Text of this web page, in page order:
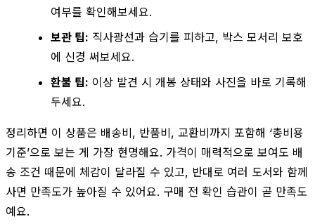
여부를 확인해보세요.
보관 팁: 직사광선과 습기를 피하고, 박스 모서리 보호
에 신경 써보세요.
환불 팁: 이상 발견 시 개봉 상태와 사진을 바로 기록해
두세요.
정리하면 이 상품은 배송비, 반품비, 교환비까지 포함해 ‘총비용
기준’으로 보는 게 가장 현명해요. 가격이 매력적으로 보여도 배
송 조건 때문에 체감이 달라질 수 있고, 반대로 여러 도서와 함께
사면 만족도가 높아질 수 있어요. 구매 전 확인 습관이 곧 만족도
예요.